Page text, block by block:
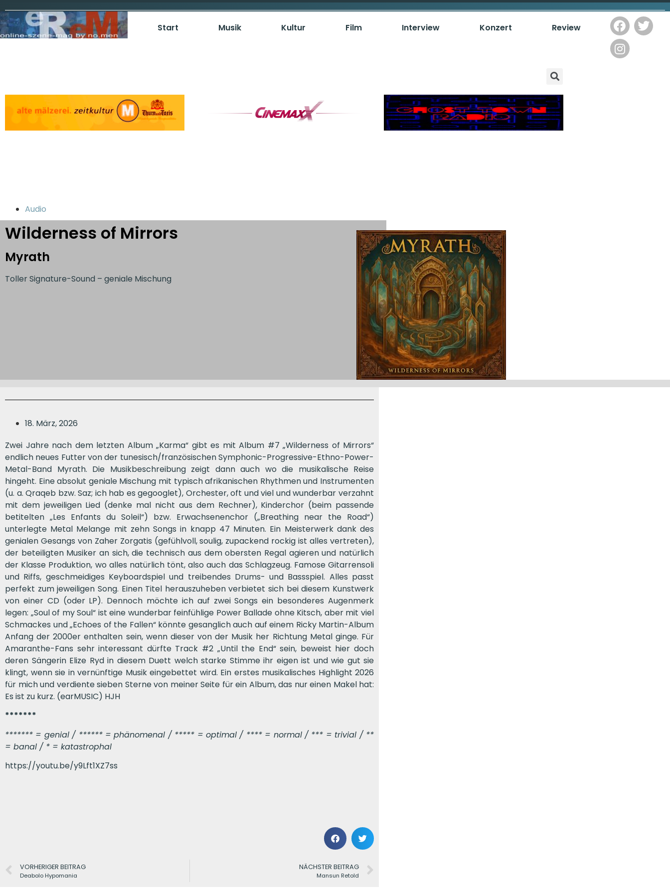
Start Musik Kultur Film Interview Konzert Review
Audio
Wilderness of Mirrors
Myrath
Toller Signature-Sound – geniale Mischung
18. März, 2026
Zwei Jahre nach dem letzten Album „Karma“ gibt es mit Album #7 „Wilderness of Mirrors“
endlich neues Futter von der tunesisch/französischen Symphonic-Progressive-Ethno-Power-
Metal-Band Myrath. Die Musikbeschreibung zeigt dann auch wo die musikalische Reise
hingeht. Eine absolut geniale Mischung mit typisch afrikanischen Rhythmen und Instrumenten
(u. a. Qraqeb bzw. Saz; ich hab es gegooglet), Orchester, oft und viel und wunderbar verzahnt
mit dem jeweiligen Lied (denke mal nicht aus dem Rechner), Kinderchor (beim passende
betitelten „Les Enfants du Soleil“) bzw. Erwachsenenchor („Breathing near the Road“)
unterlegte Metal Melange mit zehn Songs in knapp 47 Minuten. Ein Meisterwerk dank des
genialen Gesangs von Zaher Zorgatis (gefühlvoll, soulig, zupackend rockig ist alles vertreten),
der beteiligten Musiker an sich, die technisch aus dem obersten Regal agieren und natürlich
der Klasse Produktion, wo alles natürlich tönt, also auch das Schlagzeug. Famose Gitarrensoli
und Riffs, geschmeidiges Keyboardspiel und treibendes Drums- und Bassspiel. Alles passt
perfekt zum jeweiligen Song. Einen Titel herauszuheben verbietet sich bei diesem Kunstwerk
von einer CD (oder LP). Dennoch möchte ich auf zwei Songs ein besonderes Augenmerk
legen: „Soul of my Soul“ ist eine wunderbar feinfühlige Power Ballade ohne Kitsch, aber mit viel
Schmackes und „Echoes of the Fallen“ könnte gesanglich auch auf einem Ricky Martin-Album
Anfang der 2000er enthalten sein, wenn dieser von der Musik her Richtung Metal ginge. Für
Amaranthe-Fans sehr interessant dürfte Track #2 „Until the End“ sein, beweist hier doch
deren Sängerin Elize Ryd in diesem Duett welch starke Stimme ihr eigen ist und wie gut sie
klingt, wenn sie in vernünftige Musik eingebettet wird. Ein erstes musikalisches Highlight 2026
für mich und verdiente sieben Sterne von meiner Seite für ein Album, das nur einen Makel hat:
Es ist zu kurz. (earMUSIC) HJH
*******
******* = genial / ****** = phänomenal / ***** = optimal / **** = normal / *** = trivial / **
= banal / * = katastrophal
https://youtu.be/y9Lft1XZ7ss
VORHERIGER BEITRAG
Deabolo Hypomania
NÄCHSTER BEITRAG
Mansun Retold